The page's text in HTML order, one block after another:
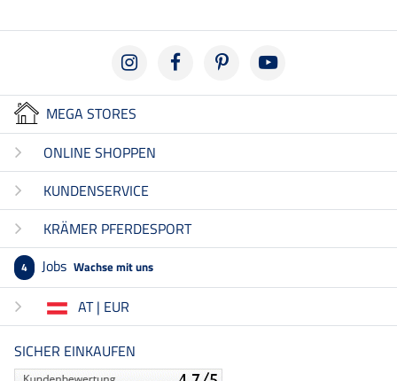
MEGA STORES
ONLINE SHOPPEN
KUNDENSERVICE
KRÄMER PFERDESPORT
4 Jobs Wachse mit uns
AT | EUR
SICHER EINKAUFEN